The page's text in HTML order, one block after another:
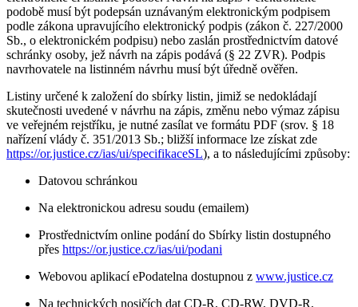
podobě musí být podepsán uznávaným elektronickým podpisem
podle zákona upravujícího elektronický podpis (zákon č. 227/2000
Sb., o elektronickém podpisu) nebo zaslán prostřednictvím datové
schránky osoby, jež návrh na zápis podává (§ 22 ZVR). Podpis
navrhovatele na listinném návrhu musí být úředně ověřen.
Listiny určené k založení do sbírky listin, jimiž se nedokládají
skutečnosti uvedené v návrhu na zápis, změnu nebo výmaz zápisu
ve veřejném rejstříku, je nutné zasílat ve formátu PDF (srov. § 18
nařízení vlády č. 351/2013 Sb.; bližší informace lze získat zde
https://or.justice.cz/ias/ui/specifikaceSL), a to následujícími způsoby:
Datovou schránkou
Na elektronickou adresu soudu (emailem)
Prostřednictvím online podání do Sbírky listin dostupného
přes https://or.justice.cz/ias/ui/podani
Webovou aplikací ePodatelna dostupnou z www.justice.cz
Na technických nosičích dat CD-R, CD-RW, DVD-R,